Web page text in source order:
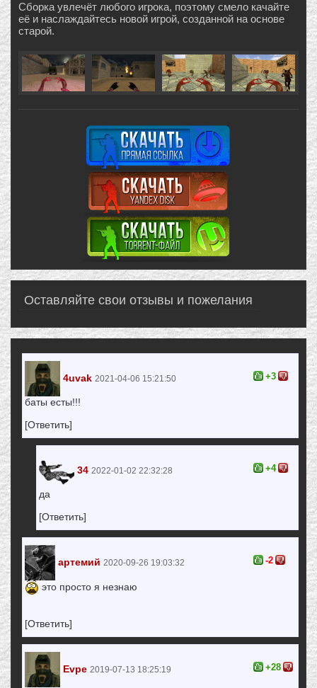
Сборка увлечёт любого игрока, поэтому смело качайте
её и наслаждайтесь новой игрой, созданной на основе
старой.
Оставляйте свои отзывы и пожелания
4uvak 2021-04-06 15:21:50
баты есты!!!
[Ответить]
+3
34 2022-01-02 22:32:28
да
[Ответить]
+4
артемий 2020-09-26 19:03:32
это просто я незнаю
[Ответить]
-2
Evpe 2019-07-13 18:25:19 +28